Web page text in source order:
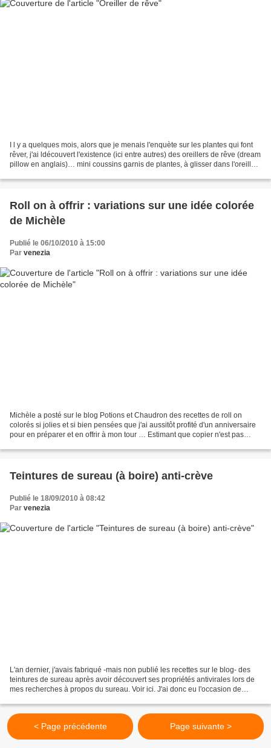
I l y a quelques mois, alors que je menais l'enquète sur les plantes qui font
rêver, j'ai ldécouvert l'existence (ici entre autres) des oreillers de rêve (dream
pillow en anglais)… mini coussins garnis de plantes, à glisser dans l'oreiller
Roll on à offrir : variations sur une idée colorée
de Michèle
Publié le 06/10/2010 à 15:00
Par venezia
Michèle a posté sur le blog Potions et Chaudron des recettes de roll on
colorés si jolies et si bien pensées que j'ai aussitôt profité d'un anniversaire
pour en préparer et en offrir à mon tour … Estimant que copier n'est pas
Teintures de sureau (à boire) anti-crève
Publié le 18/09/2010 à 08:42
Par venezia
L'an dernier, j'avais fabriqué -mais non publié les recettes sur le blog- des
teintures de sureau après avoir découvert ses propriétés antivirales lors de
mes recherches à propos du sureau. Voir ici. J'ai donc eu l'occasion de
< Page précédente Page suivante >